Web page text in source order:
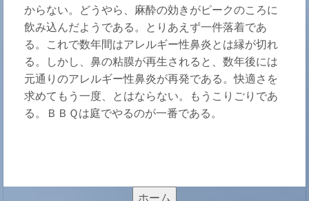
からない。どうやら、麻酔の効きがピークのころに
飲み込んだようである。とりあえず一件落着であ
る。これで数年間はアレルギー性鼻炎とは縁が切れ
る。しかし、鼻の粘膜が再生されると、数年後には
元通りのアレルギー性鼻炎が再発である。快適さを
求めてもう一度、とはならない。もうこりごりであ
る。ＢＢＱは庭でやるのが一番である。
ホーム